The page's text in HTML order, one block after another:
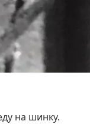
на шинку.